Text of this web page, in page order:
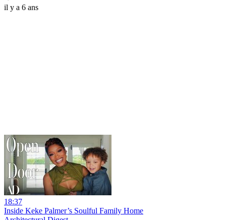
il y a 6 ans
18:37
Inside Keke Palmer’s Soulful Family Home